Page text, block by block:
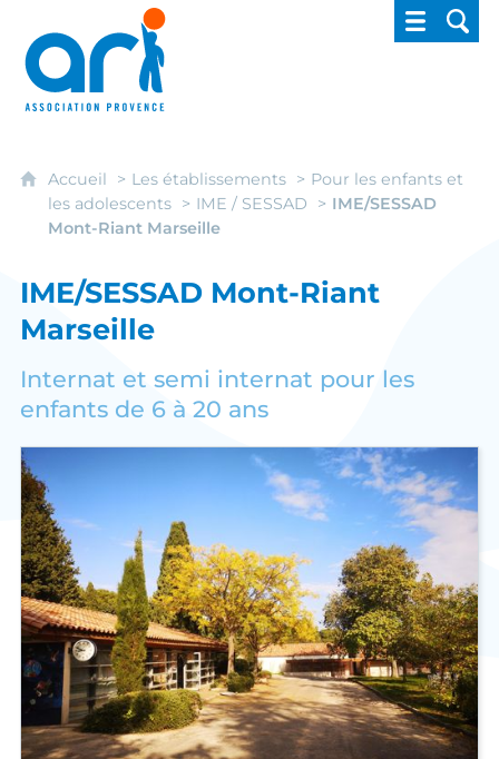
ARI - Association régionale pour
Accueil Les établissements
Pour les enfants et
les adolescents
IME / SESSAD
IME/SESSAD
Mont-Riant Marseille
IME/SESSAD Mont-Riant
Marseille
Internat et semi internat pour les
enfants de 6 à 20 ans